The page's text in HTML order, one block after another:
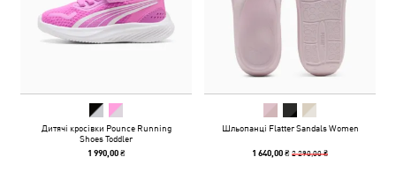
Дитячі кросівки Pounce Running
Shoes Toddler
1 990,00 ₴
Шльопанці Flatter Sandals Women
1 640,00 ₴2 290,00 ₴